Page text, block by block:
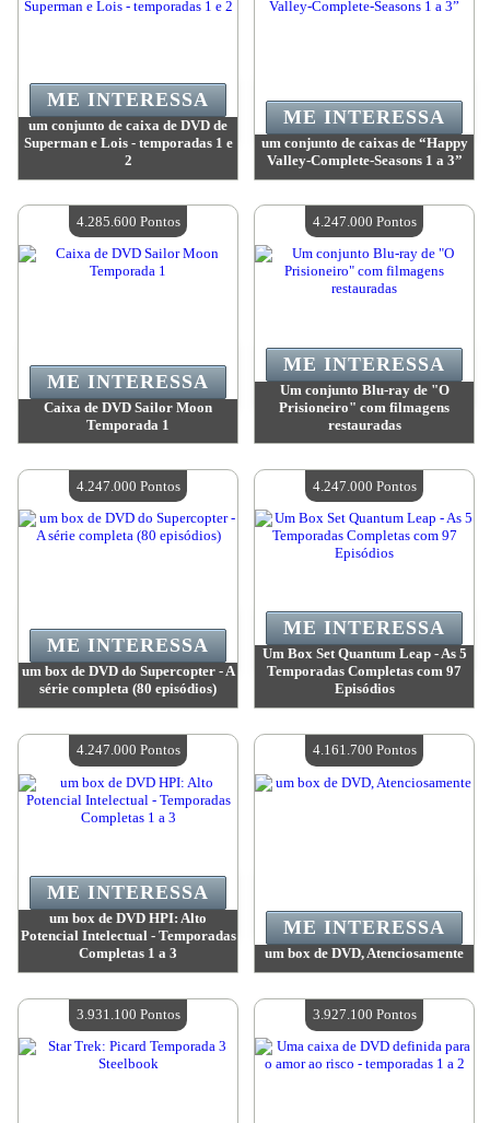
um conjunto de caixa de DVD de
Superman e Lois - temporadas 1 e
2
Quantidade disponível:4
ME INTERESSA
um conjunto de caixas de “Happy
Valley-Complete-Seasons 1 a 3”
Quantidade disponível:4
ME INTERESSA
Caixa de DVD Sailor Moon
Temporada 1
Quantidade disponível:4
ME INTERESSA
4.285.600 Pontos
Um conjunto Blu-ray de "O
Prisioneiro" com filmagens
restauradas
Quantidade disponível:4
ME INTERESSA
4.247.000 Pontos
um box de DVD do Supercopter - A
série completa (80 episódios)
Quantidade disponível:4
ME INTERESSA
4.247.000 Pontos
Um Box Set Quantum Leap - As 5
Temporadas Completas com 97
Episódios
Quantidade disponível:4
ME INTERESSA
4.247.000 Pontos
um box de DVD HPI: Alto
Potencial Intelectual - Temporadas
Completas 1 a 3
Quantidade disponível:4
ME INTERESSA
4.247.000 Pontos
um box de DVD, Atenciosamente
Quantidade disponível:4
ME INTERESSA
4.161.700 Pontos
3.931.100 Pontos 3.927.100 Pontos